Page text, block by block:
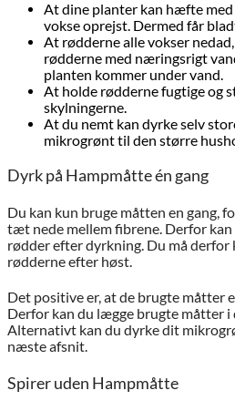
At dine planter kan hæfte
vokse oprejst. Dermed får
At rødderne alle vokser
rødderne med næringsrigt
planten kommer under vand.
At holde rødderne fugtige og
skylningerne.
At du nemt kan dyrke selv
mikrogrønt til den større
Dyrk på Hampmåtte én gang
Du kan kun bruge måtten en gang,
tæt nede mellem fibrene. Derfor
rødder efter dyrkning. Du må derfor
rødderne efter høst.
Det positive er, at de brugte måtter
Derfor kan du lægge brugte måtter i
Alternativt kan du dyrke dit
næste afsnit.
Spirer uden Hampmåtte